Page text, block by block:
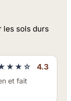
les sols durs
4.3
et fait